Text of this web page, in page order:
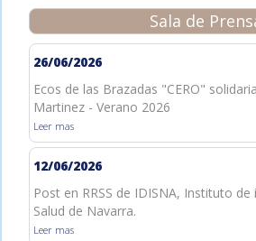
Sala de
26/06/2026
Ecos de las Brazadas "CERO"
Martinez - Verano 2026
Leer mas
12/06/2026
Post en RRSS de IDISNA, Instituto
Salud de Navarra.
Leer mas